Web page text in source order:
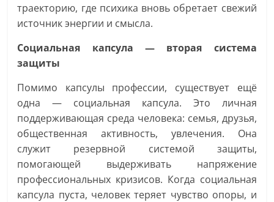
траекторию, где психика вновь обретает свежий
источник энергии и смысла.
Социальная капсула — вторая система
защиты
Помимо капсулы профессии, существует ещё
одна — социальная капсула. Это личная
поддерживающая среда человека: семья, друзья,
общественная активность, увлечения. Она
служит резервной системой защиты,
помогающей выдерживать напряжение
профессиональных кризисов. Когда социальная
капсула пуста, человек теряет чувство опоры, и